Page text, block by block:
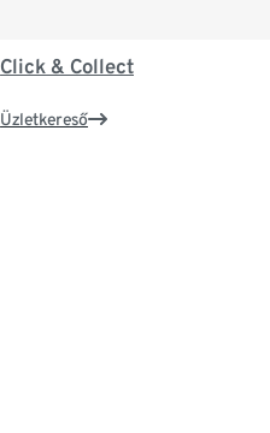
Click & Collect
Üzletkereső